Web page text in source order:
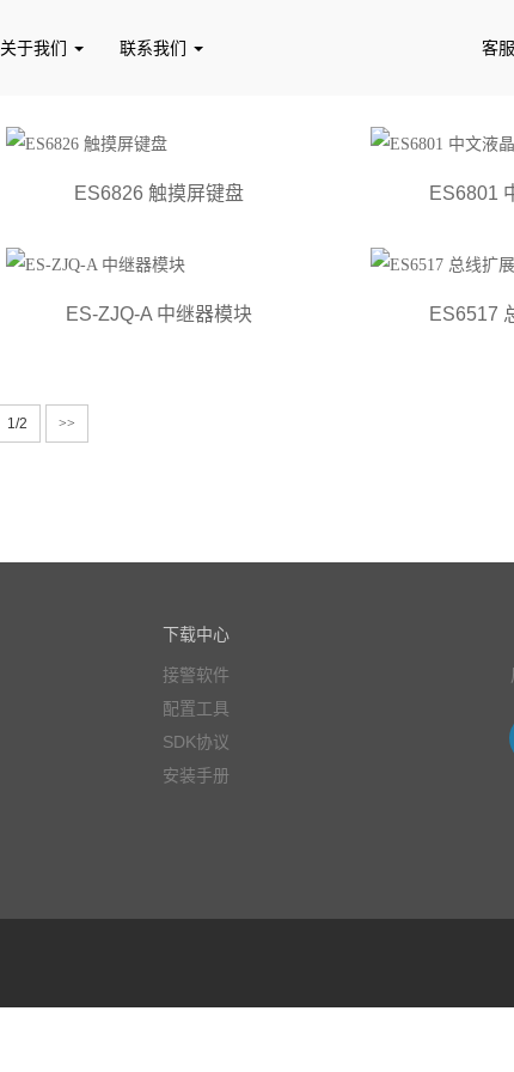
客
关于我们 联系我们
ES6826 触摸屏键盘 ES6801
ES-ZJQ-A 中继器模块 ES6517
1/2 >>
下载中心
接警软件
配置工具
SDK协议
安装手册